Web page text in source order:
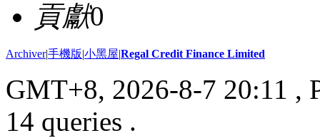
貢獻0
Archiver|手機版|小黑屋|Regal Credit Finance Limited
GMT+8, 2026-8-7 20:11 ,
14 queries .